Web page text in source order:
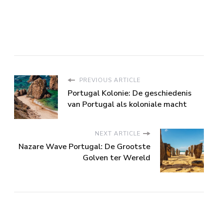
PREVIOUS ARTICLE
Portugal Kolonie: De geschiedenis
van Portugal als koloniale macht
NEXT ARTICLE
Nazare Wave Portugal: De Grootste
Golven ter Wereld